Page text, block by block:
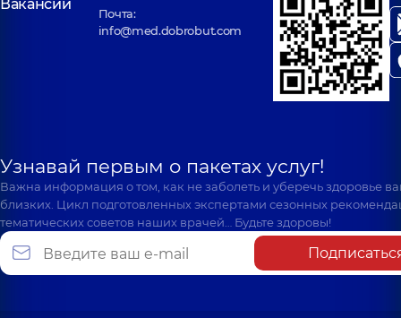
Вакансии
Почта:
info@med.dobrobut.com
Узнавай первым о пакетах услуг!
Важна информация о том, как не заболеть и уберечь здоровье
близких. Цикл подготовленных экспертами сезонных
тематических советов наших врачей… Будьте здоровы!